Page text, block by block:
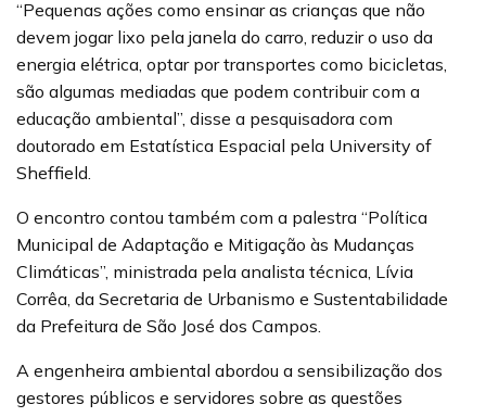
“Pequenas ações como ensinar as crianças que não
devem jogar lixo pela janela do carro, reduzir o uso da
energia elétrica, optar por transportes como bicicletas,
são algumas mediadas que podem contribuir com a
educação ambiental”, disse a pesquisadora com
doutorado em Estatística Espacial pela University of
Sheffield.
O encontro contou também com a palestra “Política
Municipal de Adaptação e Mitigação às Mudanças
Climáticas”, ministrada pela analista técnica, Lívia
Corrêa, da Secretaria de Urbanismo e Sustentabilidade
da Prefeitura de São José dos Campos.
A engenheira ambiental abordou a sensibilização dos
gestores públicos e servidores sobre as questões